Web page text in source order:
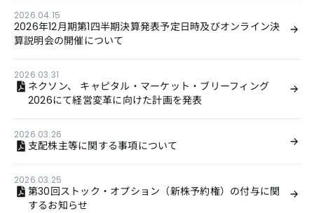
2026.04.15
2026年12月期第1四半期決算発表予定日時及びオンライン決
算説明会の開催について
2026.03.31
ネクソン、 キャピタル・マーケット・ブリーフィング
2026にて経営変革に向けた計画を発表
2026.03.26
支配株主等に関する事項について
2026.03.25
第30回ストック・オプション（新株予約権）の付与に関
するお知らせ